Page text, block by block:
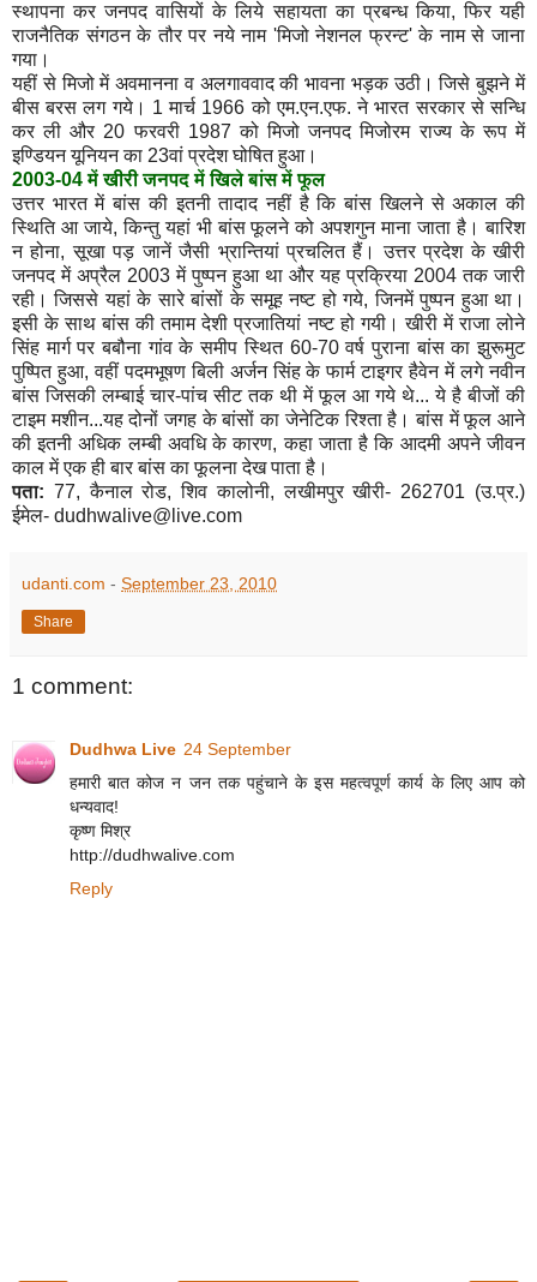
स्थापना कर जनपद वासियों के लिये सहायता का प्रबन्ध किया, फिर यही
राजनैतिक संगठन के तौर पर नये नाम 'मिजो नेशनल फ्रन्ट' के नाम से जाना
गया।
यहीं से मिजो में अवमानना व अलगाववाद की भावना भड़क उठी। जिसे बुझने में
बीस बरस लग गये। 1 मार्च 1966 को एम.एन.एफ. ने भारत सरकार से सन्धि
कर ली और 20 फरवरी 1987 को मिजो जनपद मिजोरम राज्य के रूप में
इण्डियन यूनियन का 23वां प्रदेश घोषित हुआ।
2003-04में खीरी जनपद में खिले बांस में फूल
उत्तर भारत में बांस की इतनी तादाद नहीं है कि बांस खिलने से अकाल की
स्थिति आ जाये, किन्तु यहां भी बांस फूलने को अपशगुन माना जाता है। बारिश
न होना, सूखा पड़ जानें जैसी भ्रान्तियां प्रचलित हैं। उत्तर प्रदेश के खीरी
जनपद में अप्रैल 2003 में पुष्पन हुआ था और यह प्रक्रिया 2004 तक जारी
रही। जिससे यहां के सारे बांसों के समूह नष्ट हो गये, जिनमें पुष्पन हुआ था।
इसी के साथ बांस की तमाम देशी प्रजातियां नष्ट हो गयी। खीरी में राजा लोने
सिंह मार्ग पर बबौना गांव के समीप स्थित 60-70 वर्ष पुराना बांस का झुरूमुट
पुष्पित हुआ, वहीं पदमभूषण बिली अर्जन सिंह के फार्म टाइगर हैवेन में लगे नवीन
बांस जिसकी लम्बाई चार-पांच सीट तक थी में फूल आ गये थे... ये है बीजों की
टाइम मशीन...यह दोनों जगह के बांसों का जेनेटिक रिश्ता है। बांस में फूल आने
की इतनी अधिक लम्बी अवधि के कारण, कहा जाता है कि आदमी अपने जीवन
काल में एक ही बार बांस का फूलना देख पाता है।
पता: 77, कैनाल रोड, शिव कालोनी, लखीमपुर खीरी- 262701 (उ.प्र.)
ईमेल- dudhwalive@live.com
udanti.com - September 23, 2010
Share
1 comment:
Dudhwa Live 24 September
हमारी बात कोज न जन तक पहुंचाने के इस महत्वपूर्ण कार्य के लिए आप को
धन्यवाद!
कृष्ण मिश्र
http://dudhwalive.com
Reply